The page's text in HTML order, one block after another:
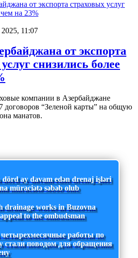
11:07
от экспорта
снизились более
компании в Азербайджане
договоров “Зеленой карты” на общую
манатов.
dörd ay davam edən drenaj işləri
müraciətə səbəb olub
drainage works in Buzovna
to the ombudsman
работы по
стали поводом для обращения